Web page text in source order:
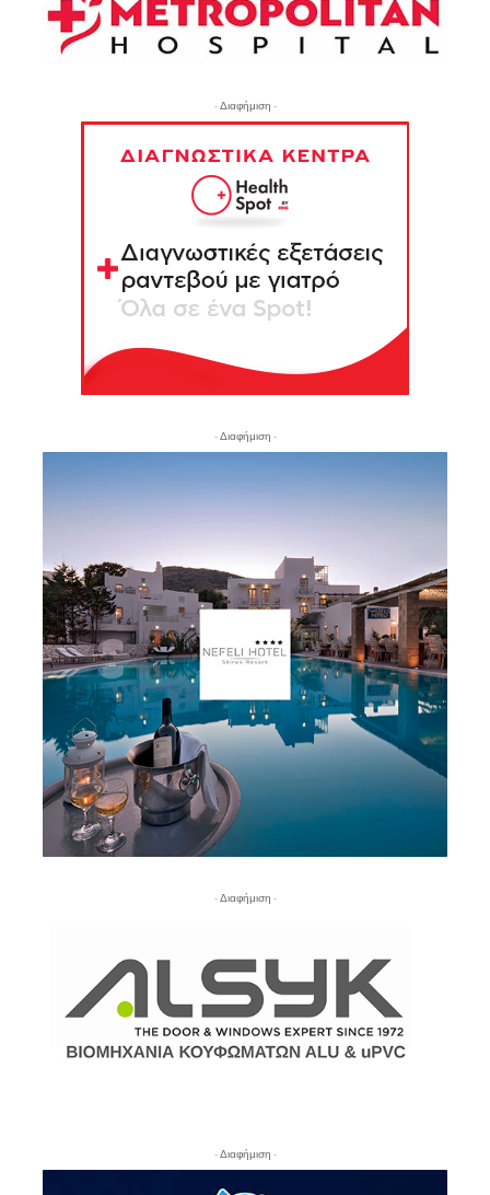
- Διαφήμιση -
- Διαφήμιση -
- Διαφήμιση -
- Διαφήμιση -